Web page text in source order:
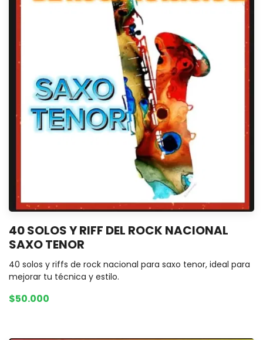
40 SOLOS Y RIFF DEL ROCK NACIONAL
SAXO TENOR
40 solos y riffs de rock nacional para saxo tenor, ideal para
mejorar tu técnica y estilo.
$50.000